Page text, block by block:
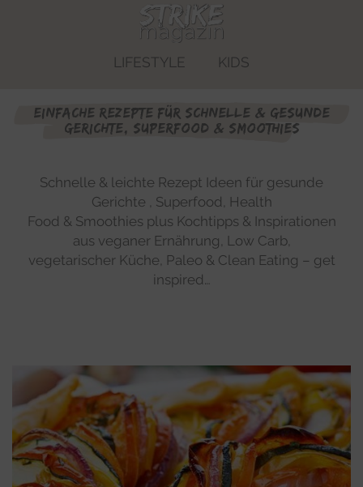
LIFESTYLE KIDS
Einfache Rezepte für schnelle & gesunde
Gerichte, Superfood & Smoothies
Schnelle & leichte Rezept Ideen für gesunde
Gerichte , Superfood, Health
Food & Smoothies plus Kochtipps & Inspirationen
aus veganer Ernährung, Low Carb,
vegetarischer Küche, Paleo & Clean Eating – get
inspired…